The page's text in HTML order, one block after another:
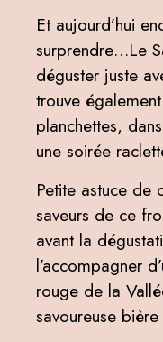
Et aujourd’hui
surprendre…Le
déguster juste
trouve
planchettes,
une soirée
Petite astuce
saveurs de ce
avant la
l’accompagner
rouge de la
savoureuse